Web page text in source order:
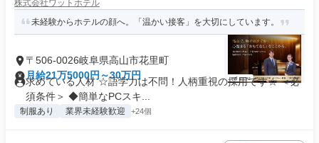
株式会社ワットホテル
未経験からホテルの顔へ。「温かい接客」を大切にしています。
〒506-0026岐阜県高山市花里町
月給21万5000円～30万円
求めている人材 ☆語学力は不問！人柄重視の採用です☆ ＜必
須条件＞ ◆簡単なPCスキ...
制服あり 業界未経験歓迎 +24個